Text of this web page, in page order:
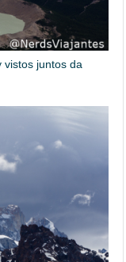
vistos juntos da